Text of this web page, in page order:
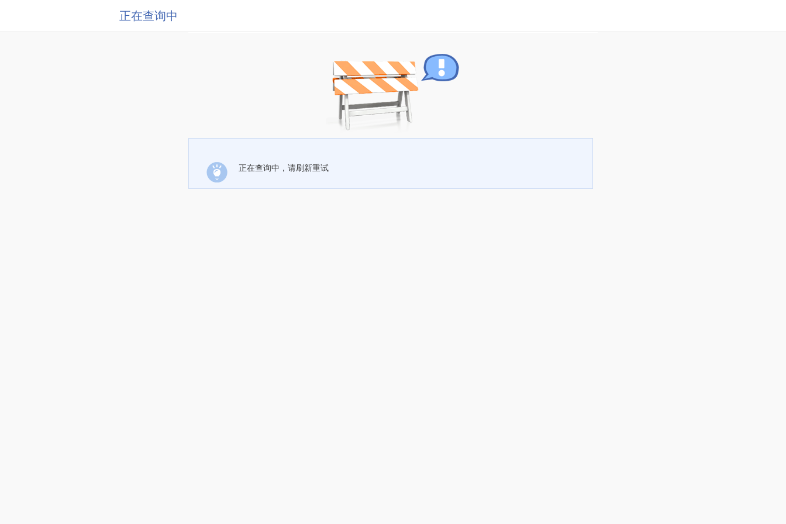
正在查询中
正在查询中，请刷新重试